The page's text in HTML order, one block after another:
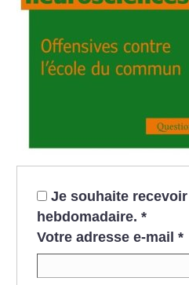
Je souhaite
hebdomadaire. *
Votre adresse e-mail *